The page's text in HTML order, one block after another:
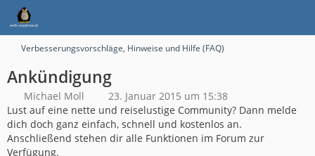
Verbesserungsvorschläge, Hinweise und Hilfe (FAQ)
Ankündigung
Michael Moll
23. Januar 2015 um 15:38
Lust auf eine nette und reiselustige Community? Dann melde
dich doch ganz einfach, schnell und kostenlos an.
Anschließend stehen dir alle Funktionen im Forum zur
Verfügung.